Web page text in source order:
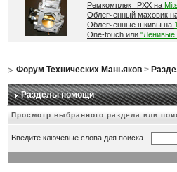
Ремкомплект РХХ на
Облегченный маховик
Облегченные шкивы на
One-touch или "Ленивые
Форум Технических Маньяков>
Разделы помощи
Просмотр выбранного раздела или
Введите ключевые слова для поиска